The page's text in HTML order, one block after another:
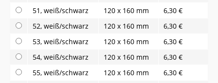
51, weiß/schwarz
120 x 160 mm
6,30 €
52, weiß/schwarz
120 x 160 mm
6,30 €
53, weiß/schwarz
120 x 160 mm
6,30 €
54, weiß/schwarz
120 x 160 mm
6,30 €
55, weiß/schwarz
120 x 160 mm
6,30 €